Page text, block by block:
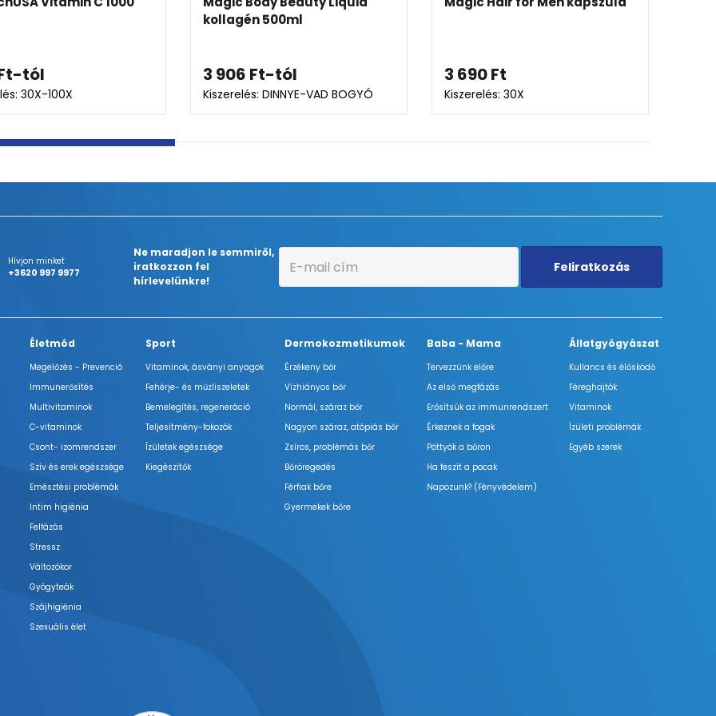
kollagén 500ml
-tól
Kiszerelés: DINNYE-VAD BOGYÓ Kiszerelés: 30X
Hívjon minket
+3620 997 9977
Ne maradjon le semmiről,
iratkozzon fel
hírlevelünkre!
Feliratkozás
Életmód
Megelőzés - Prevenció
Immunerősítés
Multivitaminok
C-vitaminok
Csont- izomrendszer
Szív és erek egészsége
Emésztési problémák
Intim higiénia
Felfázás
Stressz
Változókor
Gyógyteák
Szájhigiénia
Szexuális élet
Sport
Vitaminok, ásványi anyagok
Fehérje- és műzliszeletek
Bemelegítés, regeneráció
Teljesítmény-fokozók
Ízületek egészsége
Kiegészítők
Dermokozmetikumok
Érzékeny bőr
Vízhiányos bőr
Normál, száraz bőr
Nagyon száraz, atópiás bőr
Zsíros, problémás bőr
Bőröregedés
Férfiak bőre
Gyermekek bőre
Baba - Mama
Tervezzünk előre
Az első megfázás
Erősítsük az immunrendszert
Érkeznek a fogak
Pöttyök a bőron
Ha feszít a pocak
Napozunk? (Fényvédelem)
Állatgyógyászat
Kullancs és élősködő
Féreghajtók
Vitaminok
Ízületi problémák
Egyéb szerek